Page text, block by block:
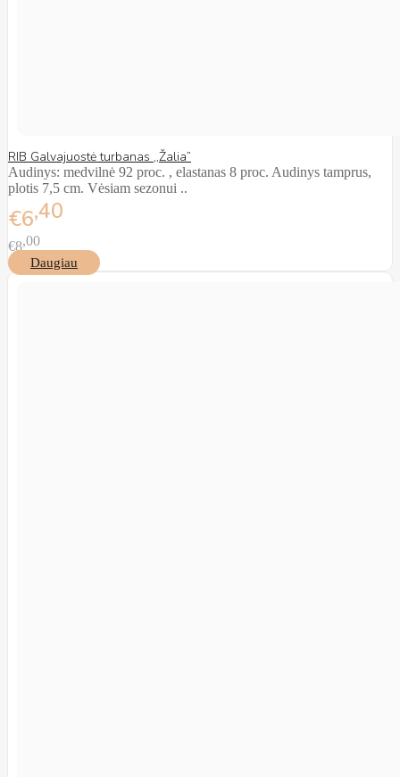
RIB Galvajuostė turbanas ,,Žalia”
Audinys: medvilnė 92 proc. , elastanas 8 proc. Audinys tamprus,
plotis 7,5 cm. Vėsiam sezonui ..
€640
€8 00
Daugiau